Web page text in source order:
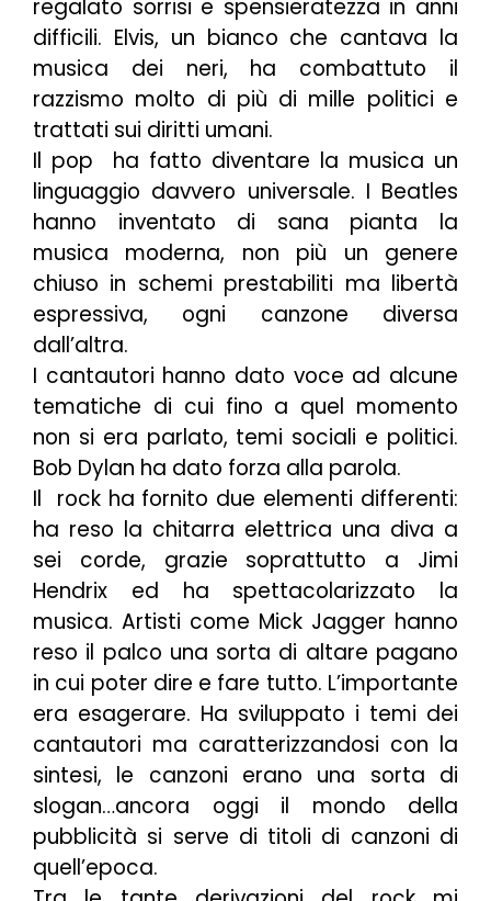
regalato sorrisi e spensieratezza in anni
difficili. Elvis, un bianco che cantava la
musica dei neri, ha combattuto il
razzismo molto di più di mille politici e
trattati sui diritti umani.
Il pop ha fatto diventare la musica un
linguaggio davvero universale. I Beatles
hanno inventato di sana pianta la
musica moderna, non più un genere
chiuso in schemi prestabiliti ma libertà
espressiva, ogni canzone diversa
dall’altra.
I cantautori hanno dato voce ad alcune
tematiche di cui fino a quel momento
non si era parlato, temi sociali e politici.
Bob Dylan ha dato forza alla parola.
Il rock ha fornito due elementi differenti:
ha reso la chitarra elettrica una diva a
sei corde, grazie soprattutto a Jimi
Hendrix ed ha spettacolarizzato la
musica. Artisti come Mick Jagger hanno
reso il palco una sorta di altare pagano
in cui poter dire e fare tutto. L’importante
era esagerare. Ha sviluppato i temi dei
cantautori ma caratterizzandosi con la
sintesi, le canzoni erano una sorta di
slogan…ancora oggi il mondo della
pubblicità si serve di titoli di canzoni di
quell’epoca.